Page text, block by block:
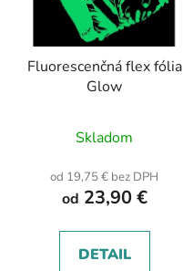
Fluorescenčná flex fólia
Glow
Skladom
od 19,75 € bez DPH
od 23,90 €
DETAIL